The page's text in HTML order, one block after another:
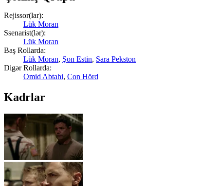
Rejissor(lar):
Lük Moran
Ssenarist(lər):
Lük Moran
Baş Rollarda:
Lük Moran, Şon Estin, Sara Pekston
Digər Rollarda:
Omid Abtahi, Con Hörd
Kadrlar